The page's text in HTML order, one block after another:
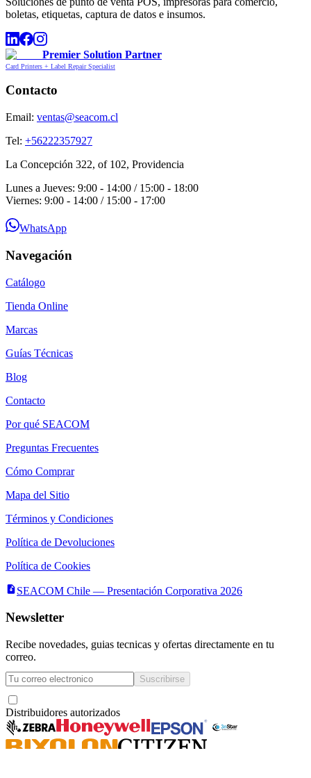
boletas, etiquetas, captura de datos e insumos.
Premier Solution Partner
Card Printers + Label Repair Specialist
Contacto
Email: ventas@seacom.cl
Tel: +56222357927
La Concepción 322, of 102, Providencia
Lunes a Jueves: 9:00 - 14:00 / 15:00 - 18:00
Viernes: 9:00 - 14:00 / 15:00 - 17:00
WhatsApp
Navegación
Catálogo
Tienda Online
Marcas
Guías Técnicas
Blog
Contacto
Por qué SEACOM
Preguntas Frecuentes
Cómo Comprar
Mapa del Sitio
Términos y Condiciones
Política de Devoluciones
Política de Cookies
SEACOM Chile — Presentación Corporativa 2026
Newsletter
Recibe novedades, guias tecnicas y ofertas directamente en tu
correo.
Suscribirse
Distribuidores autorizados